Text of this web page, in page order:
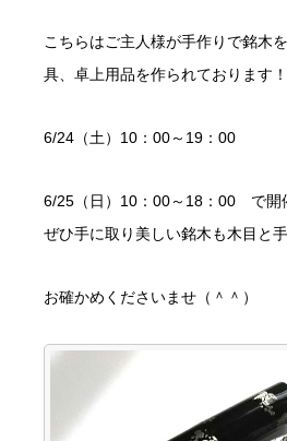
こちらはご主人様が手作りで銘木
具、卓上用品を作られております！
6/24（土）10：00～19：00
6/25（日）10：00～18：00 で開
ぜひ手に取り美しい銘木も木目と
お確かめくださいませ（＾＾）